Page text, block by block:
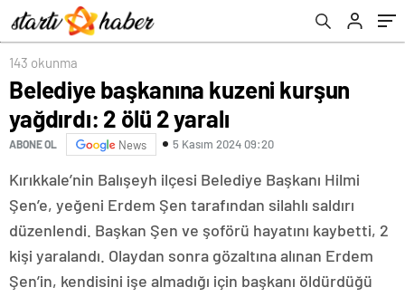
143 okunma
Belediye başkanına kuzeni kurşun
yağdırdı: 2 ölü 2 yaralı
ABONE OL News 5 Kasım 2024 09:20
Kırıkkale’nin Balışeyh ilçesi Belediye Başkanı Hilmi
Şen’e, yeğeni Erdem Şen tarafından silahlı saldırı
düzenlendi. Başkan Şen ve şoförü hayatını kaybetti, 2
kişi yaralandı. Olaydan sonra gözaltına alınan Erdem
Şen’in, kendisini işe almadığı için başkanı öldürdüğü